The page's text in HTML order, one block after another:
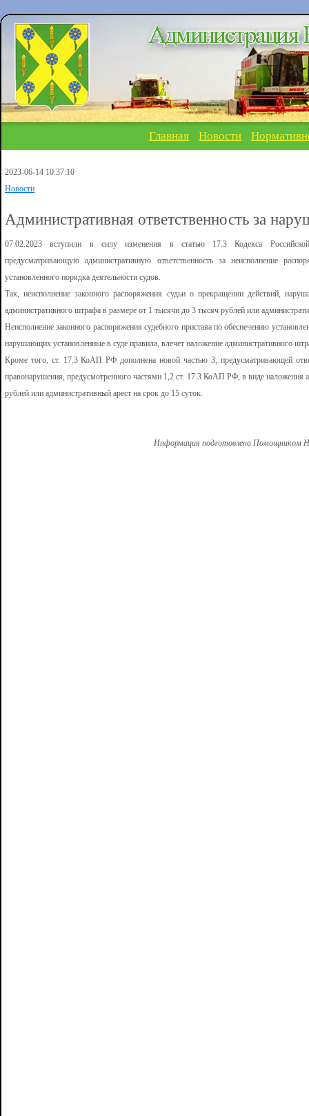
Главная Новости
2023-06-14 10:37:10
Новости
Административная ответственность за
07.02.2023 вступили в силу изменения в статью 17.3 Кодекса
предусматривающую административную ответственность за неисполнение
установленного порядка деятельности судов.
Так, неисполнение законного распоряжения судьи о прекращении действий,
административного штрафа в размере от 1 тысячи до 3 тысяч рублей или
Неисполнение законного распоряжения судебного пристава по обеспечению
нарушающих установленные в суде правила, влечет наложение административного
Кроме того, ст. 17.3 КоАП РФ дополнена новой частью 3, предусматривающей
правонарушения, предусмотренного частями 1,2 ст. 17.3 КоАП РФ, в виде наложения
рублей или административный арест на срок до 15 суток.
Информация подготовлена Помощником